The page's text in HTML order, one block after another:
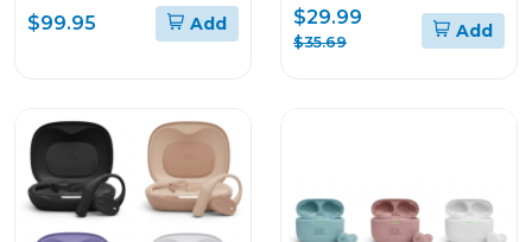
WIRELESS CON
CANCELACIÓN DE
$99.95 Add
INTRAAURALES DE
ALTA RESOLUCIÓN
$29.99
$35.69
Add